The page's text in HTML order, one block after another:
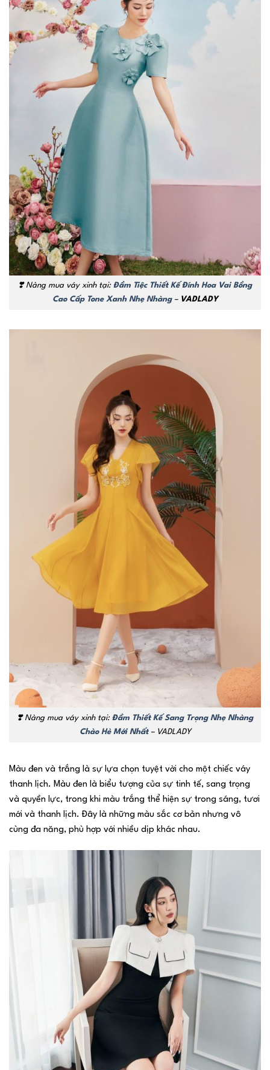
❣️Nàng mua váy xinh tại: Đầm Tiệc Thiết Kế Đính Hoa Vai Bồng
Cao Cấp Tone Xanh Nhẹ Nhàng– VADLADY
❣️Nàng mua váy xinh tại: Đầm Thiết Kế Sang Trọng Nhẹ Nhàng
Chào Hè Mới Nhất– VADLADY
Màu đen và trắng là sự lựa chọn tuyệt vời cho một chiếc váy
thanh lịch. Màu đen là biểu tượng của sự tinh tế, sang trọng
và quyền lực, trong khi màu trắng thể hiện sự trong sáng, tươi
mới và thanh lịch. Đây là những màu sắc cơ bản nhưng vô
cùng đa năng, phù hợp với nhiều dịp khác nhau.